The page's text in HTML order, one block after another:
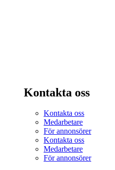
Kontakta oss
Kontakta oss
Medarbetare
För annonsörer
Kontakta oss
Medarbetare
För annonsörer